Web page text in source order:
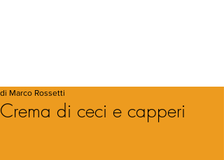
Crema di ceci e capperi
di Marco Rossetti